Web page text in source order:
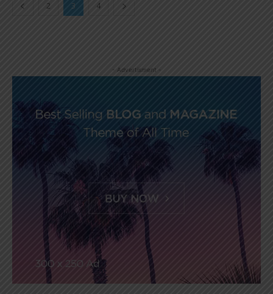
2 3 4
- Advertisment -